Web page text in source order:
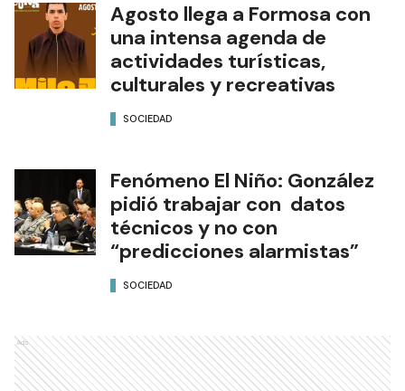
Agosto llega a Formosa con
una intensa agenda de
actividades turísticas,
culturales y recreativas
SOCIEDAD
Fenómeno El Niño: González
pidió trabajar con datos
técnicos y no con
“predicciones alarmistas”
SOCIEDAD
Ads